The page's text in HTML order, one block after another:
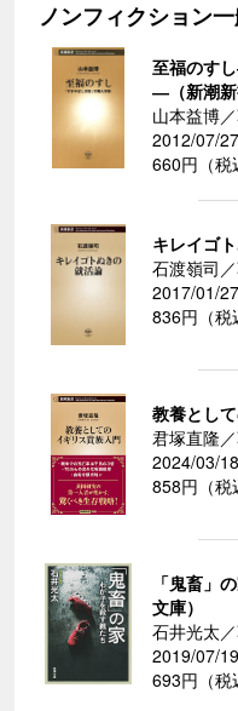
ノンフィクション
至福のす
―（新潮新
山本益博
2012/07/27
660円（税
キレイゴ
石渡嶺司
2017/01/27
836円（税
教養とし
君塚直隆
2024/03/18
858円（税
「鬼畜」
文庫）
石井光太
2019/07/19
693円（税